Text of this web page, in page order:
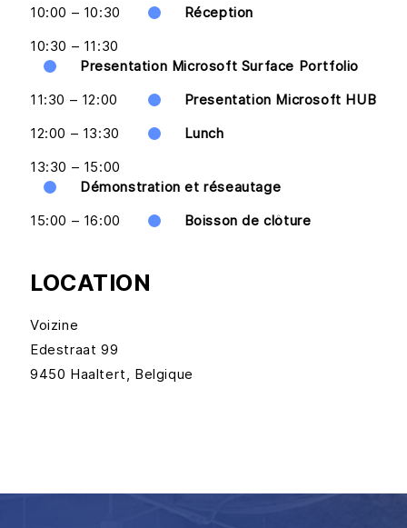
10:00 – 10:30
Réception
10:30 – 11:30
Presentation Microsoft Surface Portfolio
11:30 – 12:00
Presentation Microsoft HUB
12:00 – 13:30
Lunch
13:30 – 15:00
Démonstration et réseautage
15:00 – 16:00
Boisson de clôture
LOCATION
Voizine
Edestraat 99
9450 Haaltert, Belgique